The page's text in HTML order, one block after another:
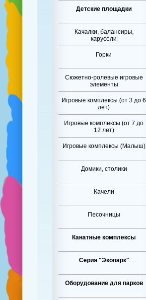
Детские площадки
Качалки, балансиры,
карусели
Горки
Сюжетно-ролевые игровые
элементы
Игровые комплексы (от 3 до 6
лет)
Игровые комплексы (от 7 до
12 лет)
Игровые комплексы (Малыш)
Домики, столики
Качели
Песочницы
Канатные комплексы
Серия "Экопарк"
Оборудование для парков